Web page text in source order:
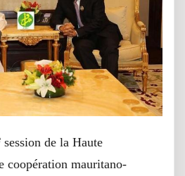
session de la Haute
coopération mauritano-